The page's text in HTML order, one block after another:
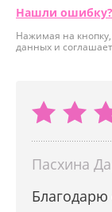
Нашли ошибку?
Нажимая на
данных и
Пасхина
Благодарю